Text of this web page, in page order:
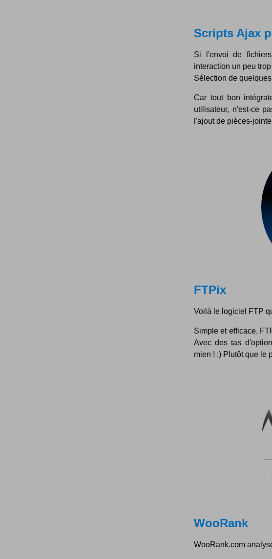
Scripts Ajax
Si l'envoi de
interaction un peu
Sélection de
Car tout bon
utilisateur, n'est-ce
l'ajout de pièces-
FTPix
Voilà le logiciel FTP
Simple et efficace,
Avec des tas
mien ! :) Plutôt que le
WooRank
WooRank.com